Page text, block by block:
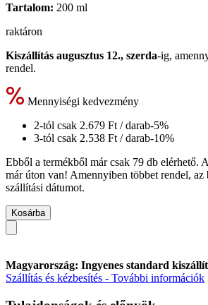
Tartalom: 200 ml
raktáron
Kiszállítás augusztus 12., szerda-ig,
rendel.
Mennyiségi kedvezmény
2-tól csak 2.679 Ft / darab-5%
3-tól csak 2.538 Ft / darab-10%
Ebből a termékből már csak 79 db elérhető.
már úton van! Amennyiben többet rendel, az
szállítási dátumot.
Kosárba
Magyarország: Ingyenes standard
Szállítás és kézbesítés - További információk